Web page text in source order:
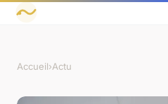
Accueil›Actu